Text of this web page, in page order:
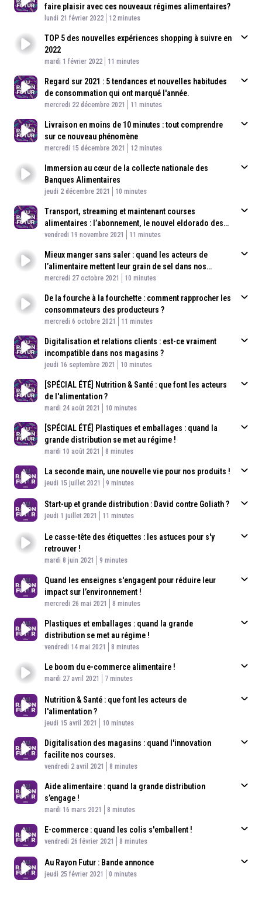
faire plaisir avec ces nouveaux régimes alimentaires?​
Published At
lundi 21 février 2022 Time
12 minutes
TOP 5 des nouvelles expériences shopping à suivre en
2022
Published At
mardi 1 février 2022 Time
11 minutes
Regard sur 2021 : 5 tendances et nouvelles habitudes
de consommation qui ont marqué l'année.
Published At
mercredi 22 décembre 2021 Time
11 minutes
Livraison en moins de 10 minutes : tout comprendre
sur ce nouveau phénomène
Published At
mercredi 15 décembre 2021 Time
12 minutes
Immersion au cœur de la collecte nationale des
Banques Alimentaires
Published At
jeudi 2 décembre 2021 Time
10 minutes
Transport, streaming et maintenant courses
alimentaires : l’abonnement, le nouvel eldorado des
distributeurs ?
Published At
vendredi 19 novembre 2021 Time
11 minutes
Mieux manger sans saler : quand les acteurs de
l’alimentaire mettent leur grain de sel dans nos
assiettes.
Published At
mercredi 27 octobre 2021 Time
10 minutes
De la fourche à la fourchette : comment rapprocher les
consommateurs des producteurs ?
Published At
mercredi 6 octobre 2021 Time
11 minutes
Digitalisation et relations clients : est-ce vraiment
incompatible dans nos magasins ?
Published At
jeudi 16 septembre 2021 Time
10 minutes
[SPÉCIAL ÉTÉ] Nutrition & Santé : que font les acteurs
de l'alimentation ?
Published At
mardi 24 août 2021 Time
10 minutes
[SPÉCIAL ÉTÉ] Plastiques et emballages : quand la
grande distribution se met au régime !
Published At
mardi 10 août 2021 Time
8 minutes
La seconde main, une nouvelle vie pour nos produits !
Published At
jeudi 15 juillet 2021 Time
9 minutes
Start-up et grande distribution : David contre Goliath ?
Published At
jeudi 1 juillet 2021 Time
11 minutes
Le casse-tête des étiquettes : les astuces pour s'y
retrouver !
Published At
mardi 8 juin 2021 Time
9 minutes
Quand les enseignes s'engagent pour réduire leur
impact sur l’environnement !
Published At
mercredi 26 mai 2021 Time
8 minutes
Plastiques et emballages : quand la grande
distribution se met au régime !
Published At
vendredi 14 mai 2021 Time
8 minutes
Le boom du e-commerce alimentaire !
Published At
mardi 27 avril 2021 Time
7 minutes
Nutrition & Santé : que font les acteurs de
l'alimentation ?
Published At
jeudi 15 avril 2021 Time
10 minutes
Digitalisation des magasins : quand l'innovation
facilite nos courses.
Published At
vendredi 2 avril 2021 Time
8 minutes
Aide alimentaire : quand la grande distribution
s’engage !
Published At
mardi 16 mars 2021 Time
8 minutes
E-commerce : quand les colis s'emballent !
Published At
vendredi 26 février 2021 Time
8 minutes
Au Rayon Futur : Bande annonce
Published At
jeudi 25 février 2021 Time
0 minutes